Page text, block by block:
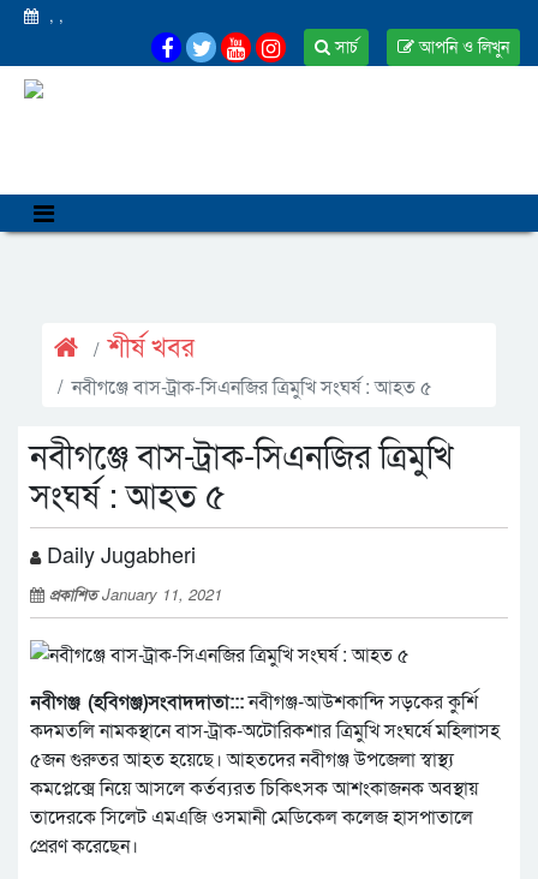
, ,
আপনি ও লিখুন
সার্চ
শীর্ষ খবর
নবীগঞ্জে বাস-ট্রাক-সিএনজির ত্রিমুখি সংঘর্ষ : আহত ৫
নবীগঞ্জে বাস-ট্রাক-সিএনজির ত্রিমুখি
সংঘর্ষ : আহত ৫
Daily Jugabheri
প্রকাশিতJanuary 11, 2021
নবীগঞ্জ (হবিগঞ্জ)সংবাদদাতা:::নবীগঞ্জ-আউশকান্দি সড়কের কুর্শি
কদমতলি নামকস্থানে বাস-ট্রাক-অটোরিকশার ত্রিমুখি সংঘর্ষে মহিলাসহ
৫জন গুরুতর আহত হয়েছে। আহতদের নবীগঞ্জ উপজেলা স্বাস্থ্য
কমপ্লেক্সে নিয়ে আসলে কর্তব্যরত চিকিৎসক আশংকাজনক অবস্থায়
তাদেরকে সিলেট এমএজি ওসমানী মেডিকেল কলেজ হাসপাতালে
প্রেরণ করেছেন।